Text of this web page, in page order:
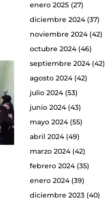
enero 2025(27)
diciembre 2024(37)
noviembre 2024(42)
octubre 2024(46)
septiembre 2024(42)
agosto 2024(42)
julio 2024(53)
junio 2024(43)
mayo 2024(55)
abril 2024(49)
marzo 2024(42)
febrero 2024(35)
enero 2024(39)
diciembre 2023(40)